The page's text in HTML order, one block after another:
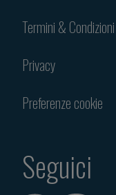
Termini & Condizioni
Privacy
Preferenze cookie
Seguici